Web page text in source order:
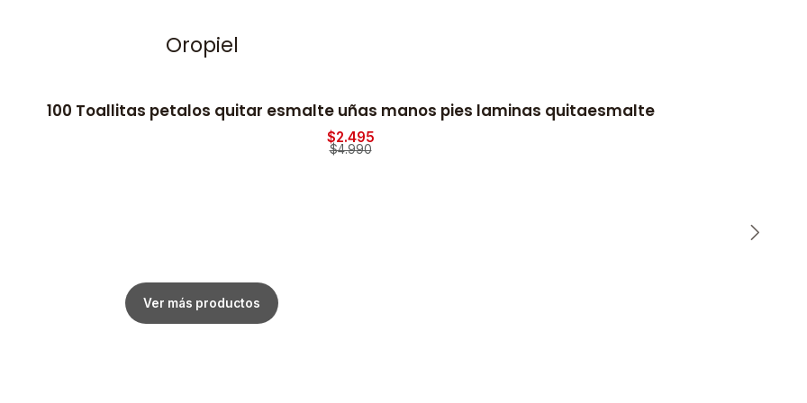
Oropiel
100 Toallitas petalos quitar esmalte uñas manos pies laminas quitaesmalte
$2.495
$4.990
Ver más productos